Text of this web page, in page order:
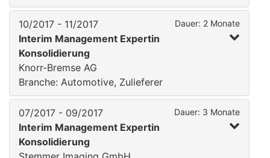
10/2017 - 11/2017 Dauer: 2 Monate
Interim Management Expertin
Konsolidierung
Knorr-Bremse AG
Branche: Automotive, Zulieferer
07/2017 - 09/2017 Dauer: 3 Monate
Interim Management Expertin
Konsolidierung